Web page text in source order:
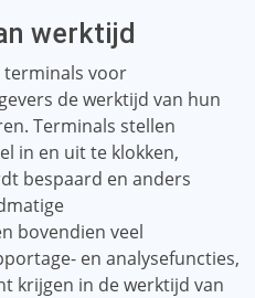
werktijd
terminals voor
de werktijd van hun
Terminals stellen
in en uit te klokken,
bespaard en anders
bovendien veel
en analysefuncties,
krijgen in de werktijd van